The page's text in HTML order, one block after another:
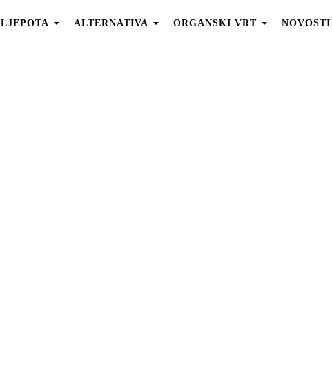
LJEPOTA ALTERNATIVA ORGANSKI VRT NOVOSTI